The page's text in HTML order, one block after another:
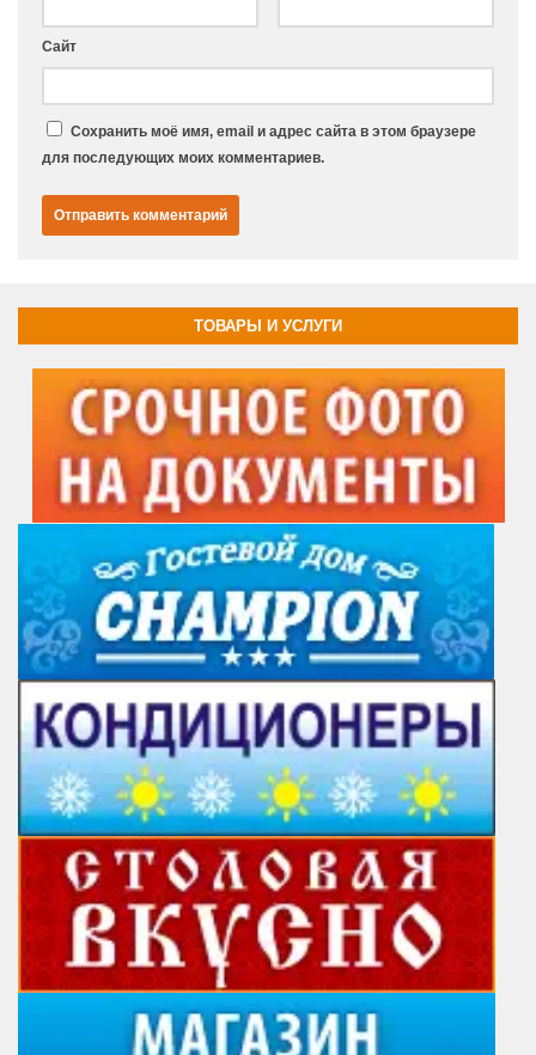
Сайт
Сохранить моё имя, email и адрес сайта в этом браузере
для последующих моих комментариев.
ТОВАРЫ И УСЛУГИ